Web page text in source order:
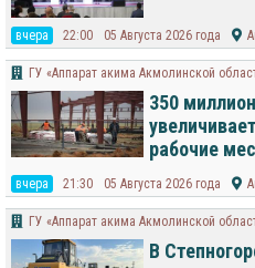
вчера 22:00 05 Августа 2026 года
ГУ «Аппарат акима Акмолинской
350
рабочие
вчера 21:30 05 Августа 2026 года
ГУ «Аппарат акима Акмолинской
В